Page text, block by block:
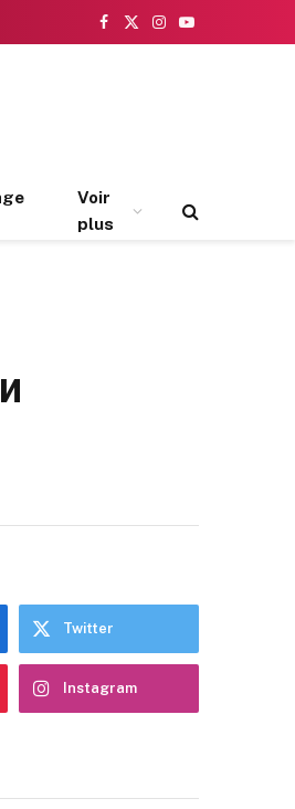
Facebook
X
Instagram
YouTube
Voir
plus
Twitter
Instagram